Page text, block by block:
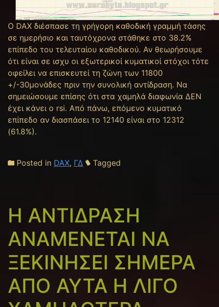
Ο DAX διέσπασε τη γρήγορη καθοδική γραμμή τάσης
σε ημερήσιο και ταυτόχρονα στάθηκε στο 38.2%
επίπεδο του τελευταίου καθοδικού. Αν θεωρήσουμε
ότι είναι σε ισχυ οι εξωτερικοί κυματικοί στόχοι τότε
οφείλει να επισκευτεί τη ζώνη των 11800
+/-30μονάδες πριν την συνολική αντίδραση. Να
σημειώσουμε επίσης ότι στα χαμηλά διαφωνία ΔΕΝ
έχει κάνει ο rsi. Από πάνω, επόμενο κυματικό
επίπεδο αν διασπάσει το 12140 είναι στο 12312
(61.8%).
Posted in DAX, ΓΔ Tagged
Η ΑΝΤΙΔΡΑΣΗ
ΑΝΑΜΕΝΕΤΑΙ ΝΑ
ΞΕΚΙΝΗΣΕΙ ΣΗΜΕΡΑ
ΑΠΟ ΑΥΤΑ Η ΛΙΓΟ